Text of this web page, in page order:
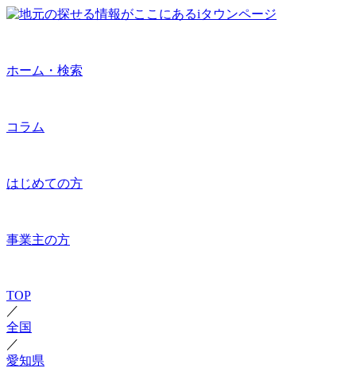
ホーム・検索
コラム
はじめての方
事業主の方
TOP
／
全国
／
愛知県